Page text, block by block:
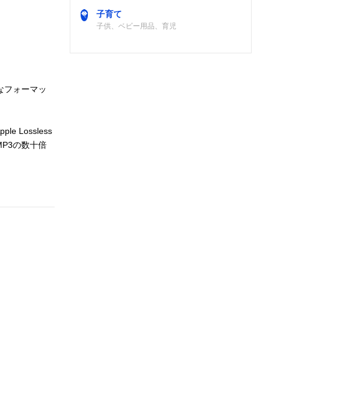
フォーマッ
Lossless
の数十倍
子育て
子供、ベビー用品、育児